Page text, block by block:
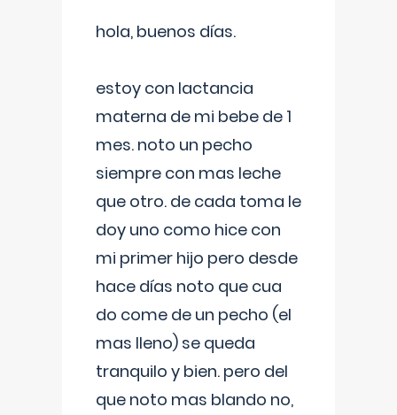
hola, buenos días.
estoy con lactancia
materna de mi bebe de 1
mes. noto un pecho
siempre con mas leche
que otro. de cada toma le
doy uno como hice con
mi primer hijo pero desde
hace días noto que cua
do come de un pecho (el
mas lleno) se queda
tranquilo y bien. pero del
que noto mas blando no,